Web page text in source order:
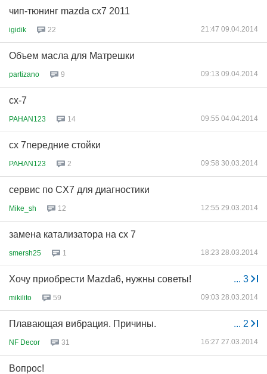
чип-тюнинг mazda cx7 2011
igidik 22 21:47 09.04.2014
Объем масла для Матрешки
partizano 9 09:13 09.04.2014
сх-7
PAHAN123 14 09:55 04.04.2014
сх 7передние стойки
PAHAN123 2 09:58 30.03.2014
сервис по CX7 для диагностики
Mike_sh 12 12:55 29.03.2014
замена катализатора на сх 7
smersh25 1 18:23 28.03.2014
... 3
Хочу приобрести Mazda6, нужны советы!
mikilito 59 09:03 28.03.2014
... 2
Плавающая вибрация. Причины.
NF Decor 31 16:27 27.03.2014
Вопрос!